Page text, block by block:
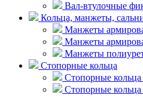
Вал-втулочные
Кольца, манжеты,
Манжеты
Манжеты
Манжеты
Стопорные кольца
Стопорные
Стопорные